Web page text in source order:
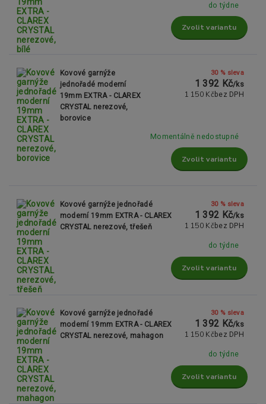
do týdne
Zvolit variantu
Kovové garnýže
jednořadé moderní
19mm EXTRA - CLAREX
CRYSTAL nerezové,
borovice
30 % sleva
1 392 Kč/ks
1 150 Kč bez DPH
Momentálně nedostupné
Zvolit variantu
Kovové garnýže jednořadé
moderní 19mm EXTRA - CLAREX
CRYSTAL nerezové, třešeň
30 % sleva
1 392 Kč/ks
1 150 Kč bez DPH
do týdne
Zvolit variantu
Kovové garnýže jednořadé
moderní 19mm EXTRA - CLAREX
CRYSTAL nerezové, mahagon
30 % sleva
1 392 Kč/ks
1 150 Kč bez DPH
do týdne
Zvolit variantu